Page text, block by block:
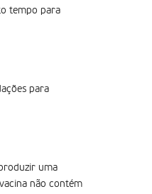
tempo para
para
uma
não contém